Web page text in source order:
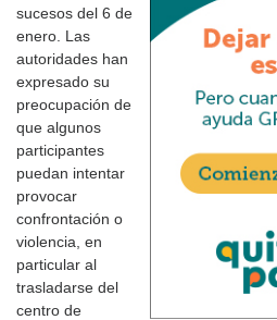
sucesos del 6 de
enero. Las
autoridades han
expresado su
preocupación de
que algunos
participantes
puedan intentar
provocar
confrontación o
violencia, en
particular al
trasladarse del
centro de